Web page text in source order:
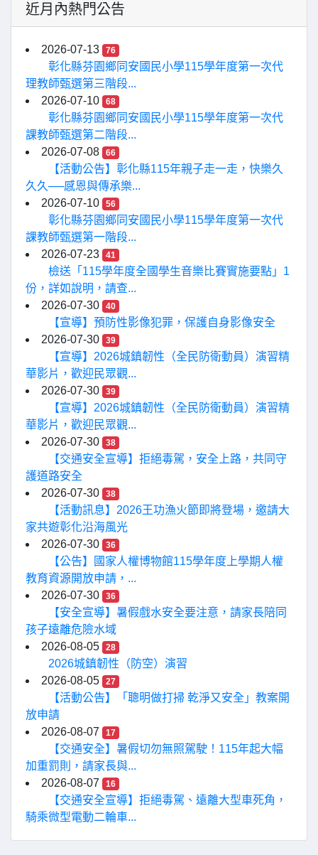
近月內熱門公告
2026-07-13 76
彰化縣芬園鄉同安國民小學115學年度第一次代
理教師甄選第三階段...
2026-07-10
68
彰化縣芬園鄉同安國民小學115學年度第一次代
課教師甄選第二階段...
2026-07-08
66
【活動公告】彰化縣115年親子走一走，快樂久
久久──感恩與傳承樂...
2026-07-10
56
彰化縣芬園鄉同安國民小學115學年度第一次代
課教師甄選第一階段...
2026-07-23
41
檢送「115學年度全國學生音樂比賽實施要點」1
份，詳如說明，請查...
2026-07-30
40
【宣導】預防性影像犯罪，保護自身影像安全
2026-07-30
39
【宣導】2026城鎮韌性（全民防衛動員）演習精
華影片，歡迎民眾觀...
2026-07-30
39
【宣導】2026城鎮韌性（全民防衛動員）演習精
華影片，歡迎民眾觀...
2026-07-30
38
【交通安全宣導】拒絕毒駕，安全上路，共同守
護道路安全
2026-07-30
38
【活動訊息】2026王功漁火節即將登場，邀請大
家共遊彰化沿海風光
2026-07-30
36
【公告】國家人權博物館115學年度上學期人權
教育資源開放申請，...
2026-07-30
36
【安全宣導】暑假戲水安全要注意，請家長陪同
孩子遠離危險水域
2026-08-05
28
2026城鎮韌性（防空）演習
2026-08-05
27
【活動公告】「聰明做打掃 乾淨又安全」教案開
放申請
2026-08-07
17
【交通安全】暑假切勿無照駕駛！115年起大幅
加重罰則，請家長與...
2026-08-07
16
【交通安全宣導】拒絕毒駕、遠離大型車死角，
騎乘微型電動二輪車...